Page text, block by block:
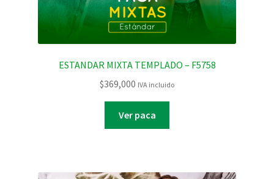
ESTANDAR MIXTA TEMPLADO – F5758
$369,000 IVA incluido
Ver paca